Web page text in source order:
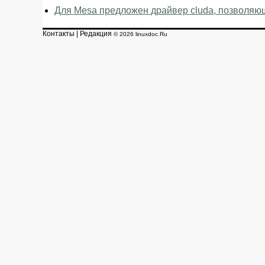
Для Mesa предложен драйвер cluda,
Контакты Редакция © 2026 linuxdoc.Ru